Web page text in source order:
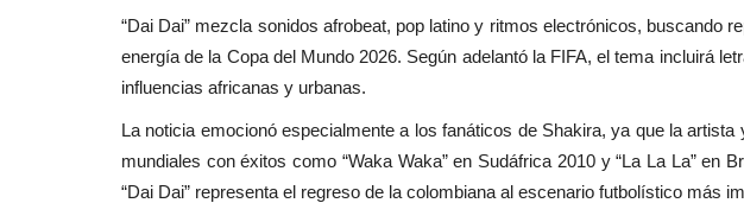
“Dai Dai” mezcla sonidos afrobeat, pop latino y ritmos electrónicos, buscando
energía de la Copa del Mundo 2026. Según adelantó la FIFA, el tema incluirá
influencias africanas y urbanas.
La noticia emocionó especialmente a los fanáticos de Shakira, ya que la
mundiales con éxitos como “Waka Waka” en Sudáfrica 2010 y “La La La” en
“Dai Dai” representa el regreso de la colombiana al escenario futbolístico más